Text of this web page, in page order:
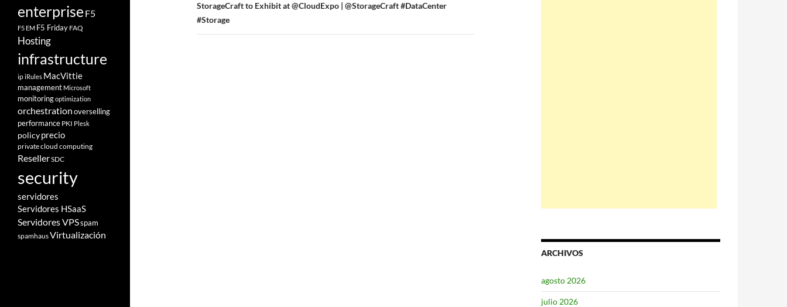
StorageCraft to Exhibit at @CloudExpo | @StorageCraft #DataCenter
#Storage
ARCHIVOS
agosto 2026
julio 2026
enterprise F5
F5 EM F5 Friday FAQ
Hosting
infrastructure
ipiRules MacVittie
management Microsoft
monitoringoptimization
orchestrationoverselling
performance PKI Plesk
policyprecio
private cloud computing
ResellerSDC
security
servidores
Servidores HSaaS
Servidores VPSspam
spamhausVirtualización